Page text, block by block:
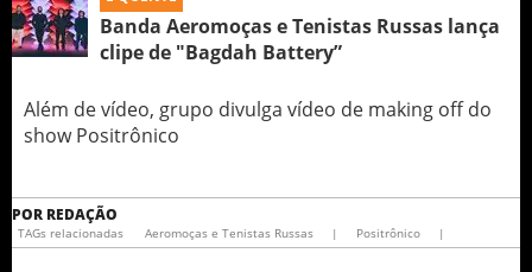
Banda Aeromoças e Tenistas Russas lança
clipe de "Bagdah Battery”
Além de vídeo, grupo divulga vídeo de making off do
show Positrônico
POR REDAÇÃO
TAGs relacionadas Aeromoças e Tenistas Russas | Positrônico |